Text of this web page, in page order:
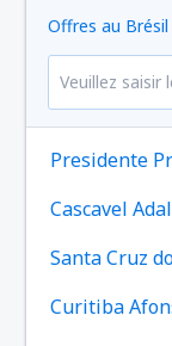
Offres au Brésil
Presidente
Cascavel
Santa Cruz
Curitiba